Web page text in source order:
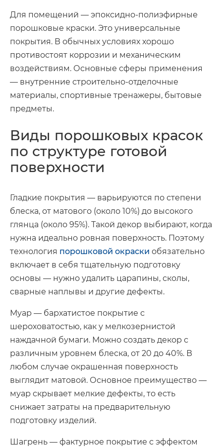
Для помещений — эпоксидно-полиэфирные
порошковые краски. Это универсальные
покрытия. В обычных условиях хорошо
противостоят коррозии и механическим
воздействиям. Основные сферы применения
— внутренние строительно-отделочные
материалы, спортивные тренажеры, бытовые
предметы.
Виды порошковых красок
по структуре готовой
поверхности
Гладкие покрытия — варьируются по степени
блеска, от матового (около 10%) до высокого
глянца (около 95%). Такой декор выбирают, когда
нужна идеально ровная поверхность. Поэтому
технология порошковой окраски обязательно
включает в себя тщательную подготовку
основы — нужно удалить царапины, сколы,
сварные наплывы и другие дефекты.
Муар — бархатистое покрытие с
шероховатостью, как у мелкозернистой
наждачной бумаги. Можно создать декор с
различным уровнем блеска, от 20 до 40%. В
любом случае окрашенная поверхность
выглядит матовой. Основное преимущество —
муар скрывает мелкие дефекты, то есть
снижает затраты на предварительную
подготовку изделий.
Шагрень — фактурное покрытие с эффектом